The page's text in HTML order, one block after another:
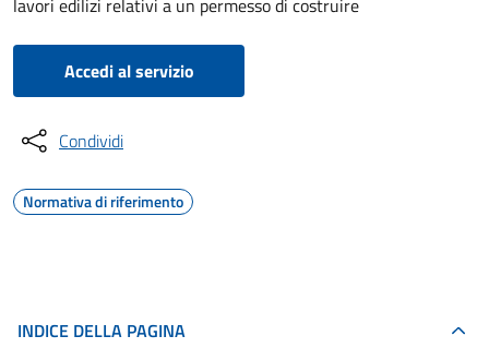
lavori edilizi relativi a un permesso di costruire
Accedi al servizio
Condividi
Normativa di riferimento
INDICE DELLA PAGINA